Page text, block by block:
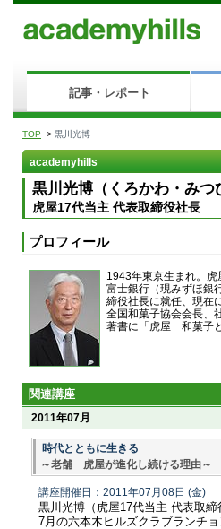
記事・レポート
TOP > 黒川光博
academyhills
黒川光博（くろかわ・みつ
虎屋17代当主 代表取締役社長
プロフィール
1943年東京生まれ。虎
富士銀行（現みずほ銀
締役社長に就任、現在
全国和菓子協会会長、
著書に「虎屋 和菓子
関連講座
2011年07月
時代とともに生きる
～老舗 虎屋が進化し続ける理由～
講座開催日：2011年07月08日 (金)
黒川光博（虎屋17代当主 代表取締
7月の六本木ヒルズクラブランチ